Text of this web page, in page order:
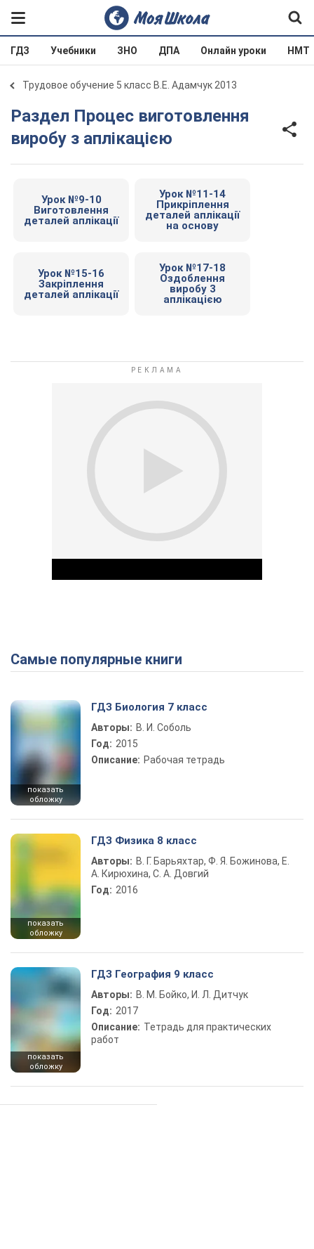
ГДЗ Учебники ЗНО ДПА Онлайн уроки НМТ
Трудовое обучение 5 класс В.Е. Адамчук 2013
Раздел Процес виготовлення
виробу з аплікацією
Урок №9-10
Виготовлення
деталей аплікації
Урок №11-14
Прикріплення
деталей аплікації
на основу
Урок №15-16
Закріплення
деталей аплікації
Урок №17-18
Оздоблення
виробу 3
аплікацією
Play Video
Самые популярные книги
показать
обложку
ГДЗ Биология 7 класс
Авторы: В. И. Соболь
Год: 2015
Описание: Рабочая тетрадь
показать
обложку
ГДЗ Физика 8 класс
Авторы: В. Г. Барьяхтар, Ф. Я. Божинова, Е.
А. Кирюхина, С. А. Довгий
Год: 2016
показать
обложку
ГДЗ География 9 класс
Авторы: В. М. Бойко, И. Л. Дитчук
Год: 2017
Описание: Тетрадь для практических
работ